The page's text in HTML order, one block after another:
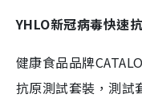
YHLO新冠病毒快速
健康食品品牌
抗原測試套裝，測試